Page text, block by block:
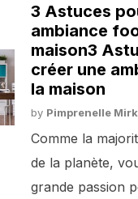
3 Astuces
ambiance
maison3
créer une
la maison
by Pimprenelle
Comme la
de la planète,
grande passion